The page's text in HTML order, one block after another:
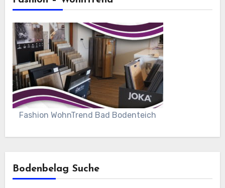
Fashion WohnTrend Bad Bodenteich
Bodenbelag Suche